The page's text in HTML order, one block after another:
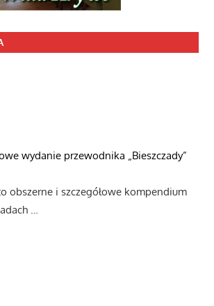
wydanie przewodnika „Bieszczady”
obszerne i szczegółowe kompendium
…